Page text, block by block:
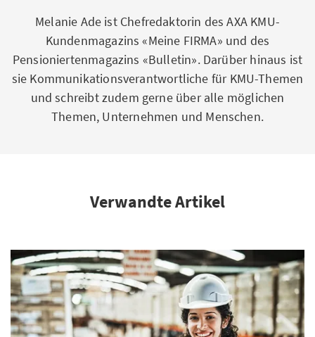
Melanie Ade ist Chefredaktorin des AXA KMU-
Kundenmagazins «Meine FIRMA» und des
Pensioniertenmagazins «Bulletin». Darüber hinaus ist
sie Kommunikationsverantwortliche für KMU-Themen
und schreibt zudem gerne über alle möglichen
Themen, Unternehmen und Menschen.
Verwandte Artikel